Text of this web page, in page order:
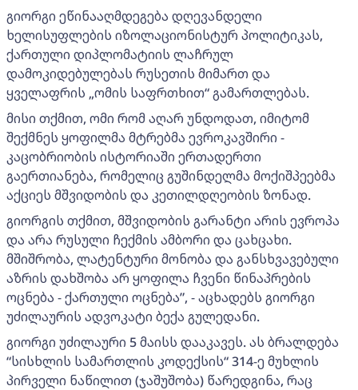
გიორგი ეწინააღმდეგება დღევანდელი
ხელისუფლების იზოლაციონისტურ პოლიტიკას,
ქართული დიპლომატიის ლაჩრულ
დამოკიდებულებას რუსეთის მიმართ და
ყველაფრის „ომის საფრთხით“ გამართლებას.
მისი თქმით, ომი რომ აღარ უნდოდათ, იმიტომ
შექმნეს ყოფილმა მტრებმა ევროკავშირი -
კაცობრიობის ისტორიაში ერთადერთი
გაერთიანება, რომელიც გუშინდელმა მოქიშპეებმა
აქციეს მშვიდობის და კეთილდღეობის ზონად.
გიორგის თქმით, მშვიდობის გარანტი არის ევროპა
და არა რუსული ჩექმის ამბორი და ცახცახი.
მშიშრობა, ლატენტური მონობა და განსხვავებული
აზრის დახშობა არ ყოფილა ჩვენი წინაპრების
ოცნება - ქართული ოცნება”, - აცხადებს გიორგი
უძილაურის ადვოკატი ბექა გულედანი.
გიორგი უძილაური 5 მაისს დააკავეს. ას ბრალდება
“სისხლის სამართლის კოდექსის“ 314-ე მუხლის
პირველი ნაწილით (ჯაშუშობა) წარედგინა, რაც